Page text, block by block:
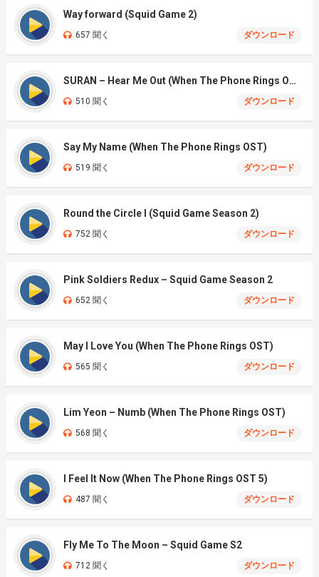
Way forward (Squid Game 2)
657 聞く ダウンロード
SURAN – Hear Me Out (When The Phone Rings OST)
510 聞く ダウンロード
Say My Name (When The Phone Rings OST)
519 聞く ダウンロード
Round the Circle I (Squid Game Season 2)
752 聞く ダウンロード
Pink Soldiers Redux – Squid Game Season 2
652 聞く ダウンロード
May I Love You (When The Phone Rings OST)
565 聞く ダウンロード
Lim Yeon – Numb (When The Phone Rings OST)
568 聞く ダウンロード
I Feel It Now (When The Phone Rings OST 5)
487 聞く ダウンロード
Fly Me To The Moon – Squid Game S2
712 聞く ダウンロード